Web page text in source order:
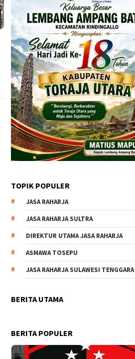
TOPIK POPULER
JASA RAHARJA
JASA RAHARJA SULTRA
DIREKTUR UTAMA JASA RAHARJA
ASMAWA TOSEPU
JASA RAHARJA SULAWESI TENGGARA
BERITA UTAMA
BERITA POPULER